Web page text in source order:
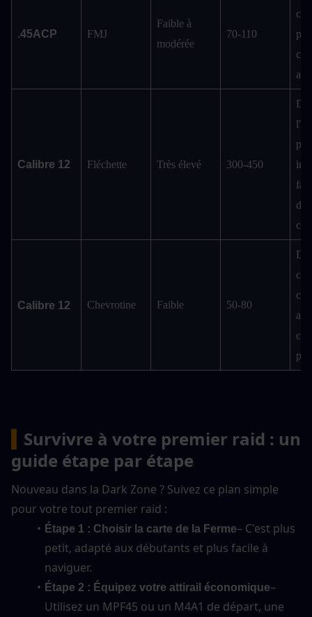
.45ACP FMJ
Faible à
modérée
70-110
Calibre 12 Fléchette Très élevé 300-450
Calibre 12 Chevrotine Faible 50-80
Survivre à votre premier raid : un
guide étape par étape
Nouveau dans la Dark Zone ? Suivez ce plan simple
pour votre tout premier raid :
Étape 1 : Choisir la carte de la Ferme– C'est plus
petit, adapté aux débutants et plus facile à
naviguer.
Étape 2 : Équipez votre attirail économique–
Utilisez un MPF45 ou un M4A1 de départ, une